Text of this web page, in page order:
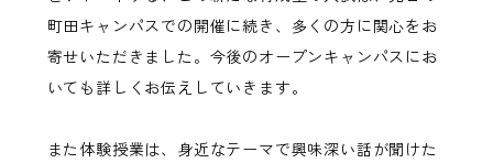
町田キャンパスでの開催に続き、多くの方に関心をお
寄せいただきました。今後のオープンキャンパスにお
いても詳しくお伝えしていきます。
また体験授業は、身近なテーマで興味深い話が聞けた